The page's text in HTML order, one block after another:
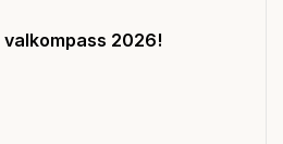
2026!